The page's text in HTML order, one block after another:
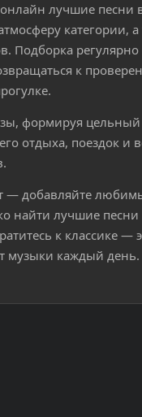
лучшие песни
категории,
регулярно
к
формируя цельный
отдыха, поездок и
— добавляйте
найти лучшие
к классике —
музыки каждый день.